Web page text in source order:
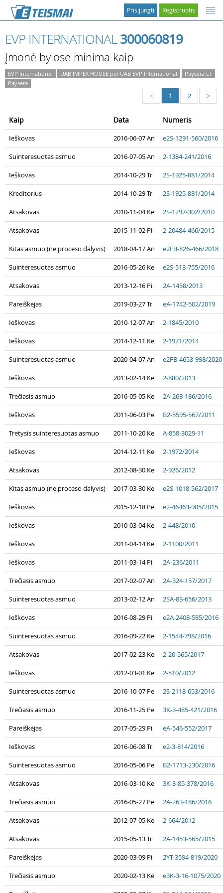
Registruotis
Prisijungti
EVP INTERNATIONAL300060819
Įmonė bylose minima kaip
EVP International UAB IMPEX HOUSE per UAB EVP International
Paysera LT
Paysera
< 1 2 >
Kaip Data Numeris
Ieškovas 2016-06-07 An e2S-1291-560/2016
Suinteresuotas asmuo 2016-07-05 An 2-1384-241/2016
Ieškovas 2014-10-29 Tr 2S-1925-881/2014
Kreditorius 2014-10-29 Tr 2S-1925-881/2014
Atsakovas 2010-11-04 Ke 2S-1297-302/2010
Atsakovas 2015-11-02 Pi 2-20484-466/2015
Kitas asmuo (ne proceso dalyvis) 2018-04-17 An e2FB-826-466/2018
Suinteresuotas asmuo 2016-05-26 Ke e2S-513-755/2016
Atsakovas 2013-12-16 Pi 2A-1458/2013
Pareiškėjas 2019-03-27 Tr eA-1742-502/2019
Ieškovas 2010-12-07 An 2-1845/2010
Ieškovas 2014-12-11 Ke 2-1971/2014
Suinteresuotas asmuo 2020-04-07 An e2FB-4653-998/2020
Ieškovas 2013-02-14 Ke 2-880/2013
Trečiasis asmuo 2016-05-05 Ke 2A-263-186/2016
Ieškovas 2011-06-03 Pe B2-5595-567/2011
Tretysis suinteresuotas asmuo 2011-10-20 Ke A-858-3029-11
Ieškovas 2014-12-11 Ke 2-1972/2014
Atsakovas 2012-08-30 Ke 2-926/2012
Kitas asmuo (ne proceso dalyvis) 2017-03-30 Ke e2S-1018-562/2017
Ieškovas 2015-12-18 Pe e2-46463-905/2015
Ieškovas 2010-03-04 Ke 2-448/2010
Ieškovas 2011-04-14 Ke 2-1100/2011
Ieškovas 2011-03-14 Pi 2A-236/2011
Trečiasis asmuo 2017-02-07 An 2A-324-157/2017
Suinteresuotas asmuo 2013-02-12 An 2SA-83-656/2013
Ieškovas 2016-08-29 Pi e2A-2408-585/2016
Suinteresuotas asmuo 2016-09-22 Ke 2-1544-798/2016
Atsakovas 2017-02-23 Ke 2-20-565/2017
Ieškovas 2012-03-01 Ke 2-510/2012
Suinteresuotas asmuo 2016-10-07 Pe 2S-2118-653/2016
Trečiasis asmuo 2016-11-25 Pe 3K-3-485-421/2016
Pareiškėjas 2017-05-29 Pi eA-546-552/2017
Ieškovas 2016-06-08 Tr e2-3-814/2016
Suinteresuotas asmuo 2016-05-06 Pe B2-1713-230/2016
Atsakovas 2016-03-10 Ke 3K-3-85-378/2016
Trečiasis asmuo 2016-05-27 Pe 2A-263-186/2016
Atsakovas 2012-07-05 Ke 2-664/2012
Atsakovas 2015-05-13 Tr 2A-1453-565/2015
Pareiškėjas 2020-03-09 Pi 2YT-3594-819/2020
Trečiasis asmuo 2020-02-13 Ke e3K-3-16-1075/2020